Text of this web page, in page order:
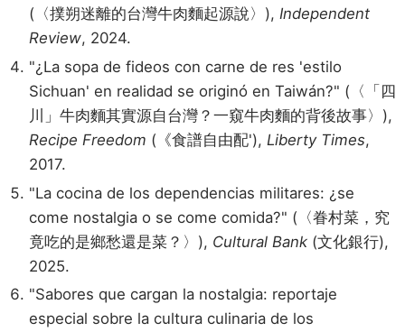
(〈撲朔迷離的台灣牛肉麵起源說〉), Independent
Review, 2024.
"¿La sopa de fideos con carne de res 'estilo
Sichuan' en realidad se originó en Taiwán?" (〈「四
川」牛肉麵其實源自台灣？一窺牛肉麵的背後故事〉),
Recipe Freedom (《食譜自由配'), Liberty Times,
2017.
"La cocina de los dependencias militares: ¿se
come nostalgia o se come comida?" (〈眷村菜，究
竟吃的是鄉愁還是菜？〉), Cultural Bank (文化銀行),
2025.
"Sabores que cargan la nostalgia: reportaje
especial sobre la cultura culinaria de los